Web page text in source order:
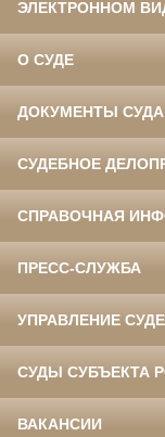
ЭЛЕКТРОННОМ
О СУДЕ
ДОКУМЕНТЫ СУДА
СУДЕБНОЕ
СПРАВОЧНАЯ
ПРЕСС-СЛУЖБА
УПРАВЛЕНИЕ
СУДЫ СУБЪЕКТА
ВАКАНСИИ